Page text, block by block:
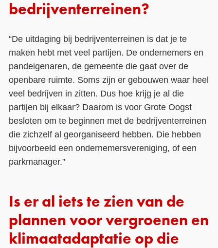
bedrijventerreinen?
“De uitdaging bij bedrijventerreinen is dat je te
maken hebt met veel partijen. De ondernemers en
pandeigenaren, de gemeente die gaat over de
openbare ruimte. Soms zijn er gebouwen waar heel
veel bedrijven in zitten. Dus hoe krijg je al die
partijen bij elkaar? Daarom is voor Grote Oogst
besloten om te beginnen met de bedrijventerreinen
die zichzelf al georganiseerd hebben. Die hebben
bijvoorbeeld een ondernemersvereniging, of een
parkmanager.”
Is er al iets te zien van de
plannen voor vergroenen en
klimaatadaptatie op die